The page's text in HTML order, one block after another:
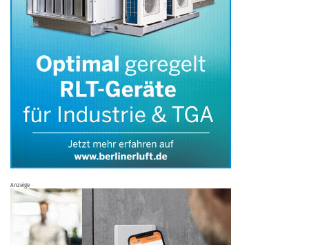
Anzeige